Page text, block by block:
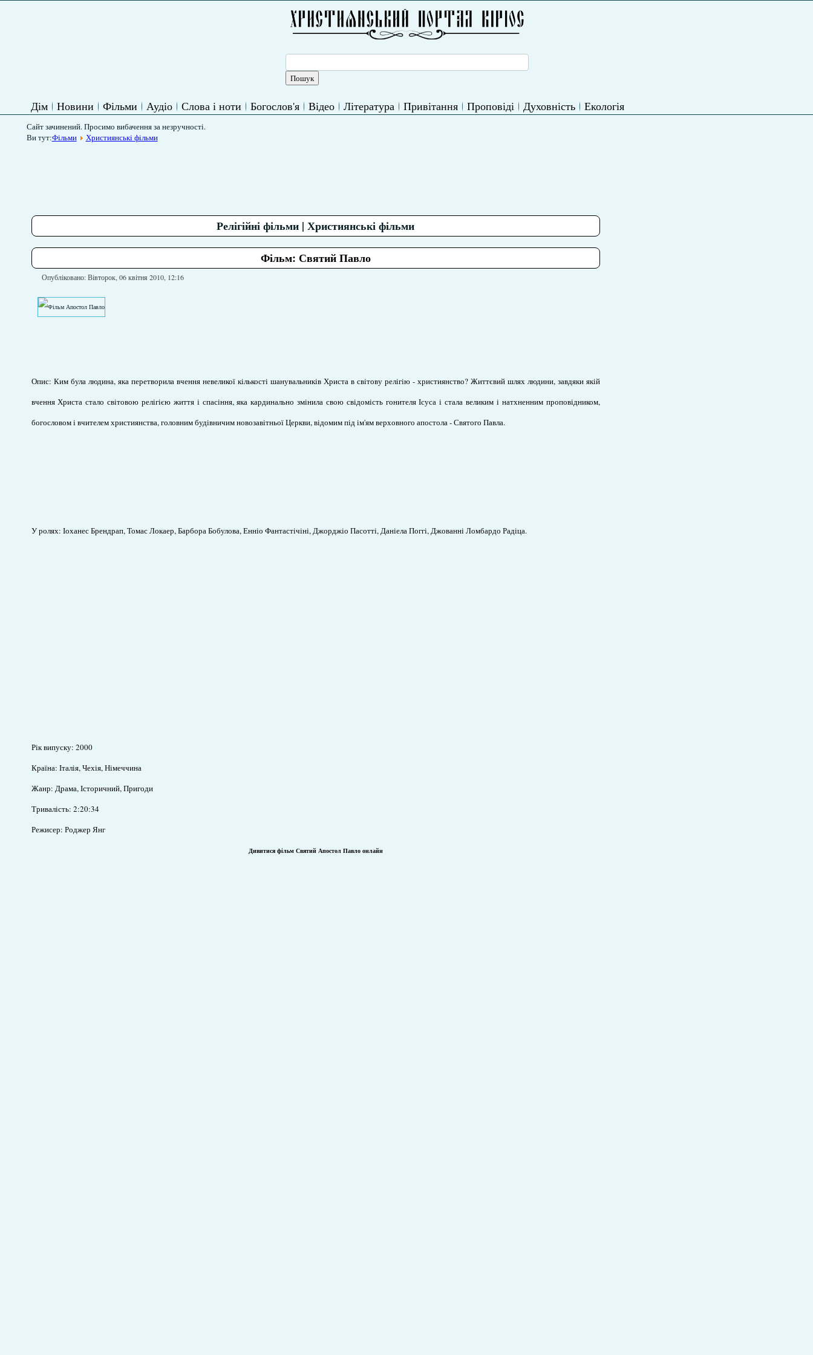
Дім Новини Фільми Аудіо Слова і ноти Богослов'я Відео Література Привітання Проповіді Духовність Екологія
Сайт зачинений. Просимо вибачення за незручності.
Ви тут:Фільми Християнські фільми
Релігійні фільми | Християнські фільми
Фільм: Святий Павло
Опубліковано: Вівторок, 06 квітня 2010, 12:16
Опис: Ким була людина, яка перетворила вчення невеликої кількості шанувальників Христа в світову релігію - християнство? Життєвий шлях людини, завдяки якій
вчення Христа стало світовою релігією життя і спасіння, яка кардинально змінила свою свідомість гонителя Ісуса і стала великим і натхненним проповідником,
богословом і вчителем християнства, головним будівничим новозавітньої Церкви, відомим під ім'ям верховного апостола - Святого Павла.
У ролях: Іоханес Брендрап, Томас Локаер, Барбора Бобулова, Енніо Фантастічіні, Джорджіо Пасотті, Даніела Поггі, Джованні Ломбардо Радіца.
Рік випуску: 2000
Країна: Італія, Чехія, Німеччина
Жанр: Драма, Історичний, Пригоди
Тривалість: 2:20:34
Режисер: Роджер Янг
Дивитися фільм Святий Апостол Павло онлайн